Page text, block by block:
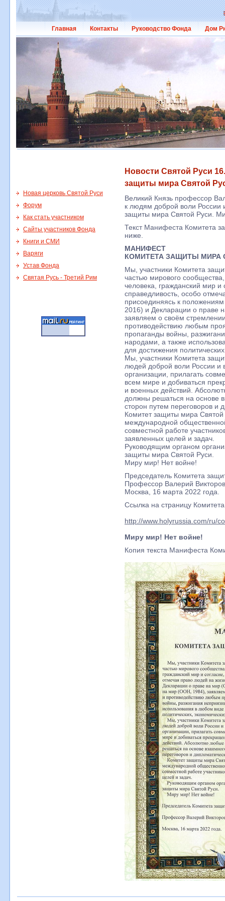
Главная Контакты Руководство Фонда Дом
Новости Святой Руси
защиты мира Святой
Новая церковь Святой Руси
Форум
Как стать участником
Сайты участников Фонда
Книги и СМИ
Варяги
Устав Фонда
Святая Русь - Третий Рим
Великий Князь профессор
к людям доброй воли России
защиты мира Святой Руси.
Текст Манифеста Комитета
ниже.
МАНИФЕСТ
КОМИТЕТА ЗАЩИТЫ МИРА
Мы, участники Комитета
частью мирового
человека, гражданский мир и
справедливость, особо
присоединяясь к
2016) и Декларации о
заявляем о своём
противодействию любым
пропаганды войны,
народами, а также
для достижения
Мы, участники Комитета
людей доброй воли России и
организации, прилагать
всем мире и добиваться
и военных действий.
должны решаться на основе
сторон путем переговоров и
Комитет защиты мира
международной
совместной работе
заявленных целей и задач.
Руководящим органом
защиты мира Святой Руси.
Миру мир! Нет войне!
Председатель Комитета
Профессор Валерий
Москва, 16 марта 2022 года.
Ссылка на страницу
http://www.holyrussia.com/ru/
Миру мир! Нет войне!
Копия текста Манифеста